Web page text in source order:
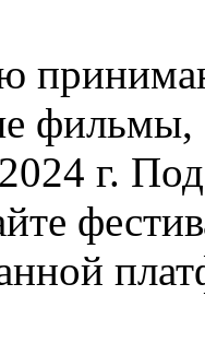
фильмы,
г.